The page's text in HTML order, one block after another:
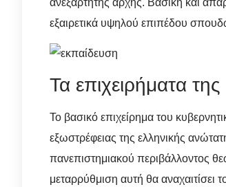
εξαιρετικά υψηλού επιπέδου
Τα επιχειρήματα
Το βασικό επιχείρημα του
εξωστρέφειας της ελληνικής
πανεπιστημιακού περιβάλλοντος
μεταρρύθμιση αυτή θα